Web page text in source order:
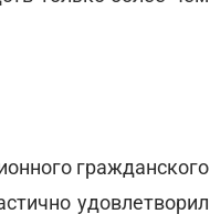
гражданского
удовлетворил